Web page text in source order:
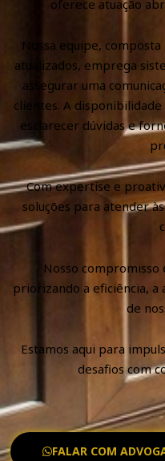
oferece atuação
Nossa equipe,
atualizados, emprega
assegurar uma
clientes. A
esclarecer dúvidas e
Com expertise e
soluções para atender
Nosso compromisso
priorizando a eficiência, a
de
Estamos aqui para
desafios com
FALAR COM